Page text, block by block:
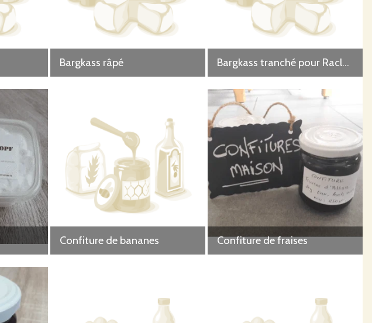
Bargkass râpé Bargkass tranché pour Raclette
Confiture de bananes Confiture de fraises